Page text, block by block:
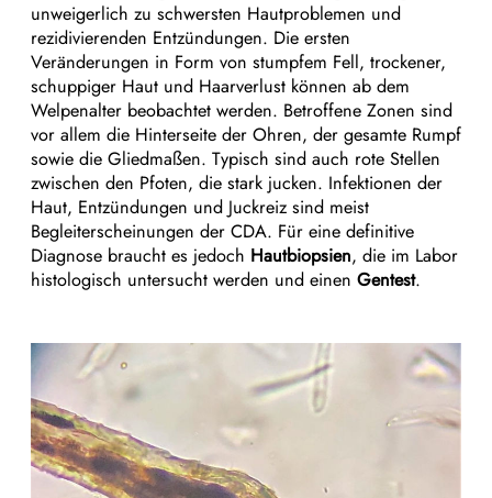
unweigerlich zu schwersten Hautproblemen und
rezidivierenden Entzündungen. Die ersten
Veränderungen in Form von stumpfem Fell, trockener,
schuppiger Haut und Haarverlust können ab dem
Welpenalter beobachtet werden. Betroffene Zonen sind
vor allem die Hinterseite der Ohren, der gesamte Rumpf
sowie die Gliedmaßen. Typisch sind auch rote Stellen
zwischen den Pfoten, die stark jucken. Infektionen der
Haut, Entzündungen und Juckreiz sind meist
Begleiterscheinungen der CDA. Für eine definitive
Diagnose braucht es jedoch Hautbiopsien, die im Labor
histologisch untersucht werden und einen Gentest.